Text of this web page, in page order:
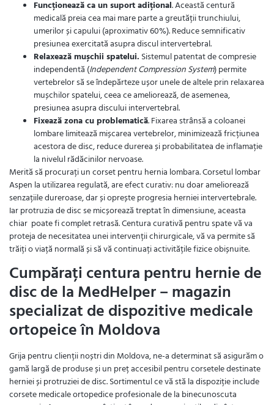
Funcționează ca un suport adițional. Această centură
medicală preia cea mai mare parte a greutății trunchiului,
umerilor și capului (aproximativ 60%). Reduce semnificativ
presiunea exercitată asupra discul intervertebral.
Relaxează mușchii spatelui. Sistemul patentat de compresie
independentă (Independent Compression System) permite
vertebrelor să se îndepărteze ușor unele de altele prin relaxarea
mușchilor spatelui, ceea ce ameliorează, de asemenea,
presiunea asupra discului intervertebral.
Fixează zona cu problematică. Fixarea strânsă a coloanei
lombare limitează mișcarea vertebrelor, minimizează fricțiunea
acestora de disc, reduce durerea și probabilitatea de inflamație
la nivelul rădăcinilor nervoase.
Merită să procurați un corset pentru hernia lombara. Corsetul lombar
Aspen la utilizarea regulată, are efect curativ: nu doar ameliorează
senzațiile dureroase, dar și oprește progresia herniei intervertebrale.
Iar protruzia de disc se micșorează treptat în dimensiune, aceasta
chiar poate fi complet retrasă. Centura curativă pentru spate vă va
proteja de necesitatea unei intervenții chirurgicale, vă va permite să
trăiți o viață normală și să vă continuați activitățile fizice obișnuite.
Cumpărați centura pentru hernie de
disc de la MedHelper – magazin
specializat de dispozitive medicale
ortopeice în Moldova
Grija pentru clienții noștri din Moldova, ne-a determinat să asigurăm o
gamă largă de produse și un preț accesibil pentru corsetele destinate
herniei și protruziei de disc. Sortimentul ce vă stă la dispoziție include
corsete medicale ortopedice profesionale de la binecunoscuta